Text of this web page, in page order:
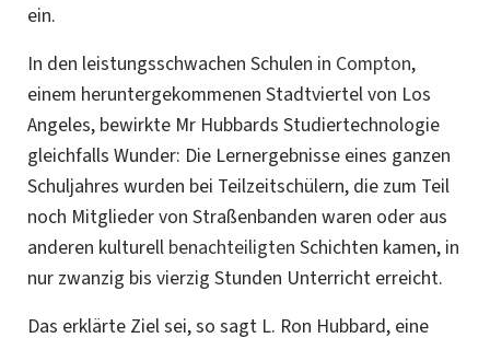
ein.
In den leistungsschwachen Schulen in Compton,
einem heruntergekommenen Stadtviertel von Los
Angeles, bewirkte Mr Hubbards Studiertechnologie
gleichfalls Wunder: Die Lernergebnisse eines ganzen
Schuljahres wurden bei Teilzeitschülern, die zum Teil
noch Mitglieder von Straßenbanden waren oder aus
anderen kulturell benachteiligten Schichten kamen, in
nur zwanzig bis vierzig Stunden Unterricht erreicht.
Das erklärte Ziel sei, so sagt L. Ron Hubbard, eine